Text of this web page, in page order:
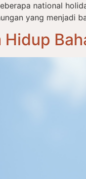
national
yang menjadi
Hidup